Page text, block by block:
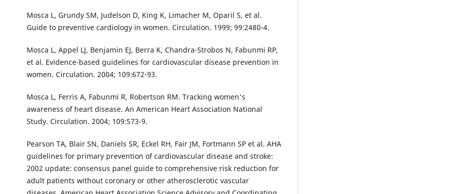
Mosca L, Grundy SM, Judelson D, King K, Limacher M, Oparil S, et al.
Guide to preventive cardiology in women. Circulation. 1999; 99:2480-4.
Mosca L, Appel LJ, Benjamin EJ, Berra K, Chandra-Strobos N, Fabunmi RP,
et al. Evidence-based guidelines for cardiovascular disease prevention in
women. Circulation. 2004; 109:672-93.
Mosca L, Ferris A, Fabunmi R, Robertson RM. Tracking women's
awareness of heart disease. An American Heart Association National
Study. Circulation. 2004; 109:573-9.
Pearson TA, Blair SN, Daniels SR, Eckel RH, Fair JM, Fortmann SP et al. AHA
guidelines for primary prevention of cardiovascular disease and stroke:
2002 update: consensus panel guide to comprehensive risk reduction for
adult patients without coronary or other atherosclerotic vascular